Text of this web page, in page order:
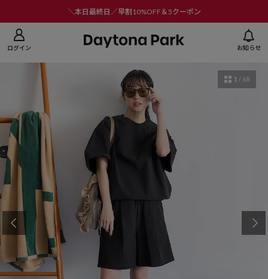
＼本日最終日／早割10%OFF＆5クーポン
ログイン お知らせ
1 / 68